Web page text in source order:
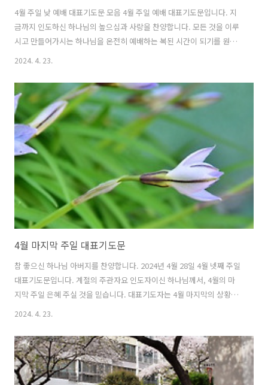
4월 주일 낮 예배 대표기도문 모음 4월 주일 예배 대표기도문입니다. 지
금까지 인도하신 하나님의 높으심과 사랑을 찬양합니다. 모든 것을 이루
시고 만들어가시는 하나님을 온전히 예배하는 복된 시간이 되기를 원합
니다. 매년 마다 드린 기도문이라 지금의 절기와는 약간의 차이가 있을
2024년 4월 넷째 주일 예배대표기도문 시작이시요 나중이 되시고, 처음
이요 나중이 되시는 하나님, 모든 역사를 주관하시고, 만물을 주님의 뜻
대로 운행하심을 찬양합니다. 4월의 마지막 주일 거룩하신 주님께 마음
을 다해 예배를 드립니다. 사랑과 은혜를 붙들어 주신 하나님, 우리의 마
음과 영혼이 온전히 주님만을 바라보며 의지하게 하옵소서. 바람과 같이
요동치며 살아가는 ..
2024. 4. 23.
4월 마지막 주일 대표기도문
참 좋으신 하나님 아버지를 찬양합니다. 2024년 4월 28일 4월 넷째 주일
대표기도문입니다. 계절의 주관자요 인도자이신 하나님께서, 4월의 마
지막 주일 은혜 주실 것을 믿습니다. 대표기도자는 4월 마지막의 상황을
잘 살펴보시고, 때에 맞는 합당한 기도를 드려 하나님께 영광 돌리는 시
고, 처음이요 나중이 되시는 하나님, 모든 역사를 주관하시고, 만물을 주
님의 뜻대로 운행하심을 찬양합니다. 4월의 마지막 주일 거룩하신 주님
께 마음을 다해 예배를 드립니다. 사랑과 은혜를 붙들어 주신 하나님, 우
리의 마음과 영혼이 온전히 주님만을 바라보며 의지하게 하옵소서. 바람
2024. 4. 23.